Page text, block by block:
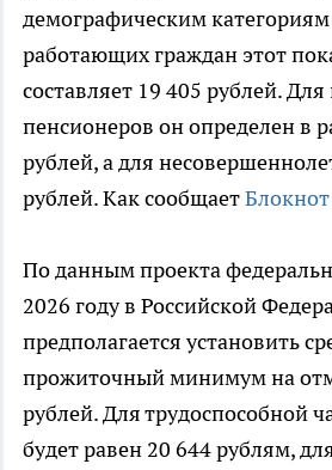
демографическим
работающих граждан этот
составляет 19 405 рублей.
пенсионеров он определен в
рублей, а для
рублей. Как сообщает
По данным проекта
2026 году в Российской
предполагается установить
прожиточный минимум на
рублей. Для трудоспособной
будет равен 20 644 рублям,